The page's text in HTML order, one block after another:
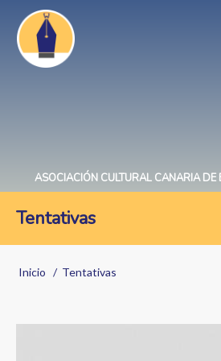
Pasar
contenido
principal
ASOCIACIÓN CULTURAL CANARIA DE
Tentativas
Sobrescribir
de
Inicio Tentativas